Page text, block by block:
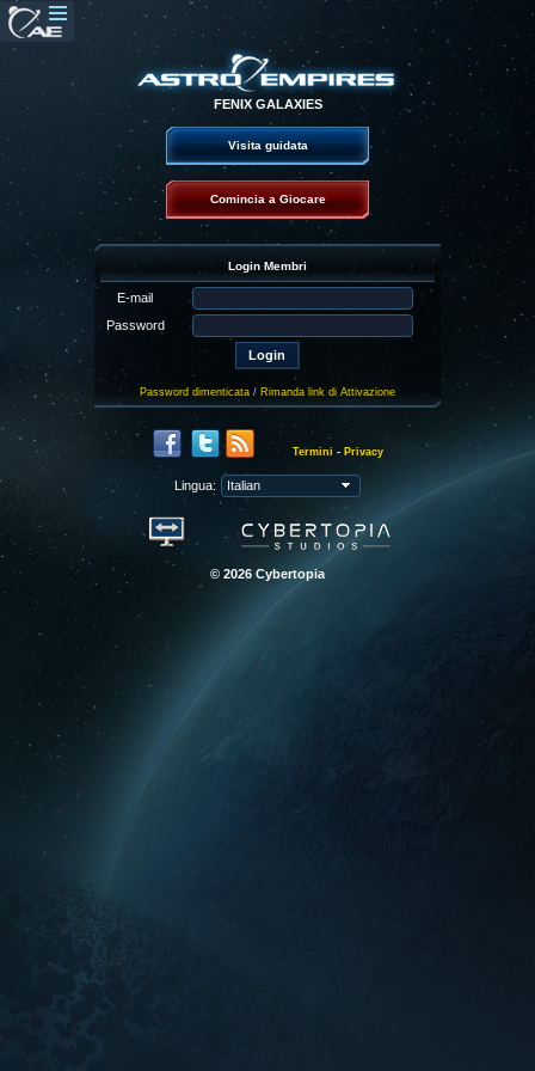
FENIX GALAXIES
Visita guidata
Comincia a Giocare
Login Membri
E-mail
Password
Password dimenticata / Rimanda link di Attivazione
Termini - Privacy
Lingua:
© 2026 Cybertopia